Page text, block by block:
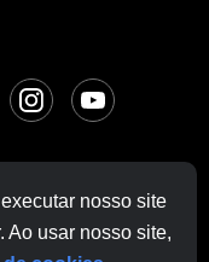
nosso site
Ao usar nosso site,